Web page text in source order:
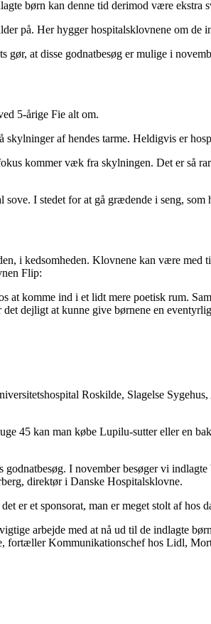
børn kan denne tid derimod være
på. Her hygger hospitalsklovnene om
gør, at disse godnatbesøg er mulige i
5-årige Fie alt om.
af hendes tarme. Heldigvis er
kommer væk fra skylningen. Det er så
I stedet for at gå grædende i seng,
i kedsomheden. Klovnene kan være
Flip:
at komme ind i et lidt mere poetisk rum.
dejligt at kunne give børnene en
Roskilde, Slagelse
45 kan man købe Lupilu-sutter eller en
I november besøger vi
direktør i Danske Hospitalsklovne.
er et sponsorat, man er meget stolt af hos
arbejde med at nå ud til de indlagte
fortæller Kommunikationschef hos Lidl,